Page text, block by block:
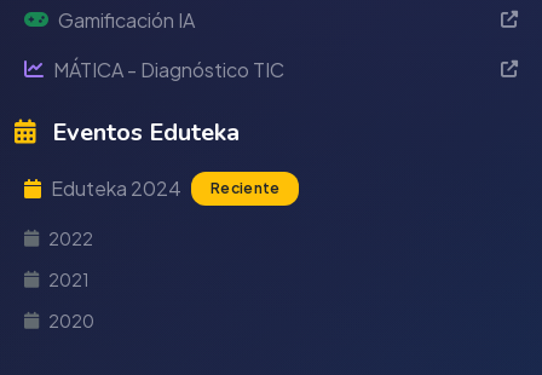
Gamificación IA
MÁTICA - Diagnóstico TIC
Eventos Eduteka
Eduteka 2024 Reciente
2022
2021
2020